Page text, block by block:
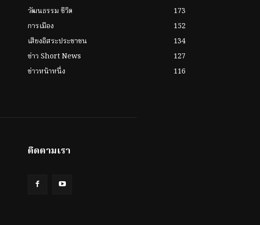
วัฒนธรรม ชีวิต
173
การเมือง
152
เสียงอิสระประชาชน
134
ข่าว Short News
127
ข่าวหน้าหนึ่ง
116
ติดตามเรา